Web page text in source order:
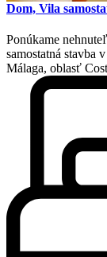
Dom, Vila
Ponúkame
samostatná stavba
Málaga, oblasť